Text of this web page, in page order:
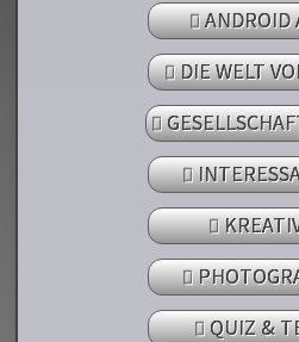
ANDROID
DIE WELT
QUIZ &